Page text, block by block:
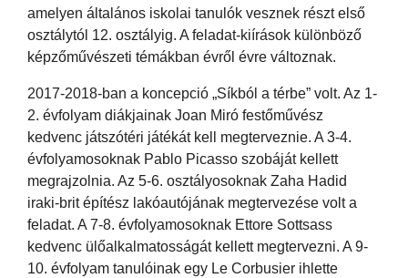
amelyen általános iskolai tanulók vesznek részt első
osztálytól 12. osztályig. A feladat-kiírások különböző
képzőművészeti témákban évről évre változnak.
2017-2018-ban a koncepció „Síkból a térbe” volt. Az 1-
2. évfolyam diákjainak Joan Miró festőművész
kedvenc játszótéri játékát kell megterveznie. A 3-4.
évfolyamosoknak Pablo Picasso szobáját kellett
megrajzolnia. Az 5-6. osztályosoknak Zaha Hadid
iraki-brit építész lakóautójának megtervezése volt a
feladat. A 7-8. évfolyamosoknak Ettore Sottsass
kedvenc ülőalkalmatosságát kellett megtervezni. A 9-
10. évfolyam tanulóinak egy Le Corbusier ihlette